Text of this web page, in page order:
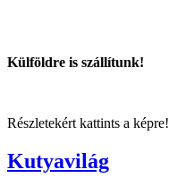
Külföldre is szállítunk!
Részletekért kattints a képre!
Kutyavilág